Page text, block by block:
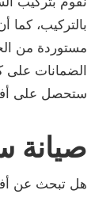
بالتركيب، كما
مستوردة من
الضمانات على
ستحصل على
صيانة
هل تبحث عن أفضل